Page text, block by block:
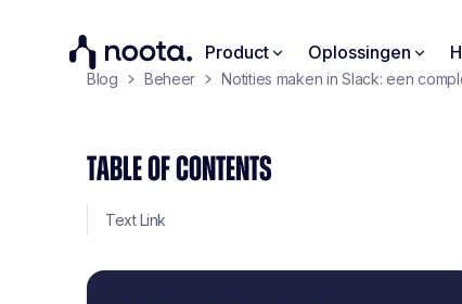
Product Oplossingen
Blog Beheer Notities maken in Slack: een
TABLE OF CONTENTS
Text Link